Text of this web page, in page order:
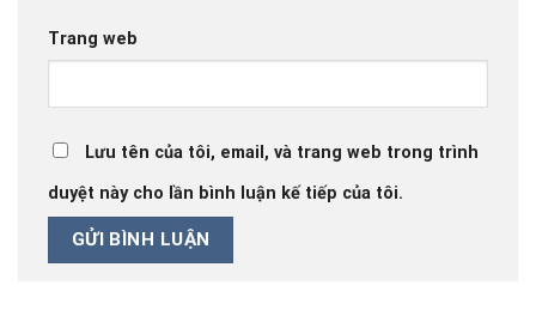
Trang web
Lưu tên của tôi, email, và trang web trong trình
duyệt này cho lần bình luận kế tiếp của tôi.